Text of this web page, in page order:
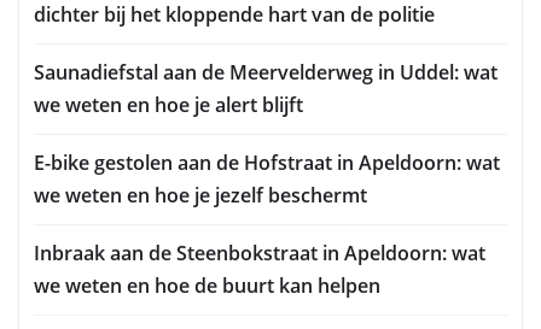
dichter bij het kloppende hart van de politie
Saunadiefstal aan de Meervelderweg in Uddel: wat
we weten en hoe je alert blijft
E-bike gestolen aan de Hofstraat in Apeldoorn: wat
we weten en hoe je jezelf beschermt
Inbraak aan de Steenbokstraat in Apeldoorn: wat
we weten en hoe de buurt kan helpen